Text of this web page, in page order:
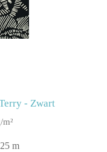
- Zwart
m